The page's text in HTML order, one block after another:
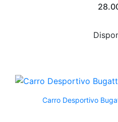
Carro Desportivo